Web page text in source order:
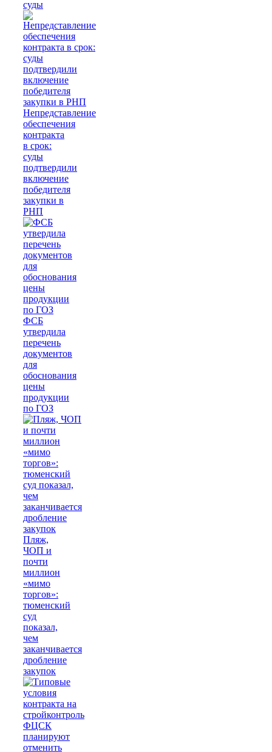
суды
Непредставление
обеспечения
контракта
в срок:
суды
подтвердили
включение
победителя
закупки в
РНП
ФСБ
утвердила
перечень
документов
для
обоснования
цены
продукции
по ГОЗ
Пляж,
ЧОП и
почти
миллион
«мимо
торгов»:
тюменский
суд
показал,
чем
заканчивается
дробление
закупок